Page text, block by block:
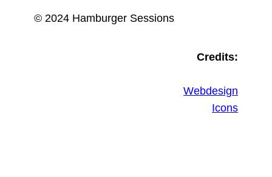
© 2024 Hamburger Sessions
Credits:
Webdesign
Icons